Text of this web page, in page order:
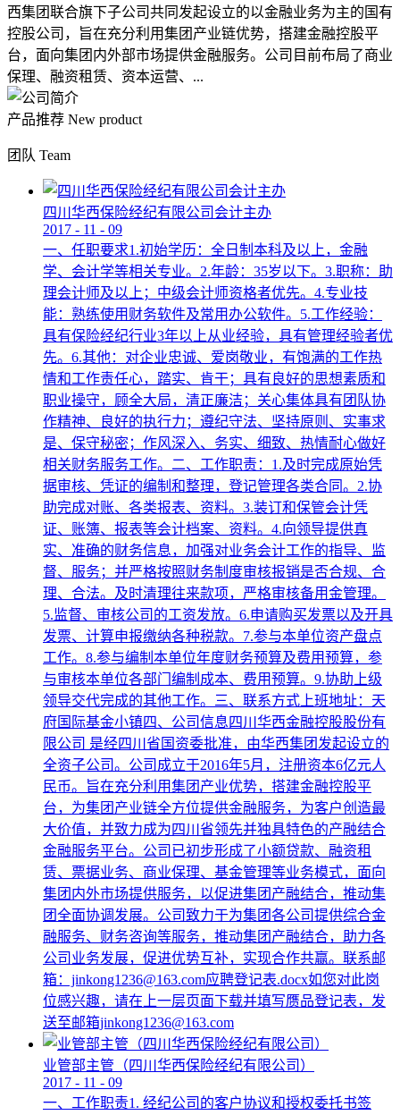
西集团联合旗下子公司共同发起设立的以金融业务为主的国有
控股公司，旨在充分利用集团产业链优势，搭建金融控股平
台，面向集团内外部市场提供金融服务。公司目前布局了商业
保理、融资租赁、资本运营、...
产品推荐 New product
团队 Team
四川华西保险经纪有限公司会计主办
2017 - 11 - 09
一、任职要求1.初始学历：全日制本科及以上，金融
学、会计学等相关专业。2.年龄：35岁以下。3.职称：助
理会计师及以上；中级会计师资格者优先。4.专业技
能：熟练使用财务软件及常用办公软件。5.工作经验：
具有保险经纪行业3年以上从业经验，具有管理经验者优
先。6.其他：对企业忠诚、爱岗敬业，有饱满的工作热
情和工作责任心，踏实、肯干；具有良好的思想素质和
职业操守，顾全大局，清正廉洁；关心集体具有团队协
作精神、良好的执行力；遵纪守法、坚持原则、实事求
是、保守秘密；作风深入、务实、细致、热情耐心做好
相关财务服务工作。二、工作职责：1.及时完成原始凭
据审核、凭证的编制和整理，登记管理各类合同。2.协
助完成对账、各类报表、资料。3.装订和保管会计凭
证、账簿、报表等会计档案、资料。4.向领导提供真
实、准确的财务信息，加强对业务会计工作的指导、监
督、服务；并严格按照财务制度审核报销是否合规、合
理、合法。及时清理往来款项，严格审核备用金管理。
5.监督、审核公司的工资发放。6.申请购买发票以及开具
发票、计算申报缴纳各种税款。7.参与本单位资产盘点
工作。8.参与编制本单位年度财务预算及费用预算，参
与审核本单位各部门编制成本、费用预算。9.协助上级
领导交代完成的其他工作。三、联系方式上班地址：天
府国际基金小镇四、公司信息四川华西金融控股股份有
限公司 是经四川省国资委批准，由华西集团发起设立的
全资子公司。公司成立于2016年5月，注册资本6亿元人
民币。旨在充分利用集团产业优势，搭建金融控股平
台，为集团产业链全方位提供金融服务，为客户创造最
大价值，并致力成为四川省领先并独具特色的产融结合
金融服务平台。公司已初步形成了小额贷款、融资租
赁、票据业务、商业保理、基金管理等业务模式，面向
集团内外市场提供服务，以促进集团产融结合，推动集
团全面协调发展。公司致力于为集团各公司提供综合金
融服务、财务咨询等服务，推动集团产融结合，助力各
公司业务发展，促进优势互补，实现合作共赢。联系邮
箱：jinkong1236@163.com应聘登记表.docx如您对此岗
位感兴趣，请在上一层页面下载并填写赝品登记表，发
送至邮箱jinkong1236@163.com
业管部主管（四川华西保险经纪有限公司）
2017 - 11 - 09
一、工作职责1. 经纪公司的客户协议和授权委托书签